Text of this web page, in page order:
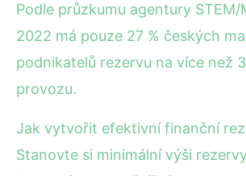
Podle průzkumu agentury STEM/
2022 má pouze 27 % českých
podnikatelů rezervu na více než
provozu.
Jak vytvořit efektivní finanční
Stanovte si minimální výši